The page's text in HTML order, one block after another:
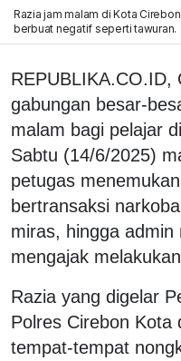
Razia jam malam di Kota
berbuat negatif seperti tawuran.
REPUBLIKA.CO.ID,
gabungan besar-
malam bagi pelajar
Sabtu (14/6/2025)
petugas
bertransaksi
miras, hingga admin
mengajak
Razia yang digelar
Polres Cirebon Kota
tempat-tempat